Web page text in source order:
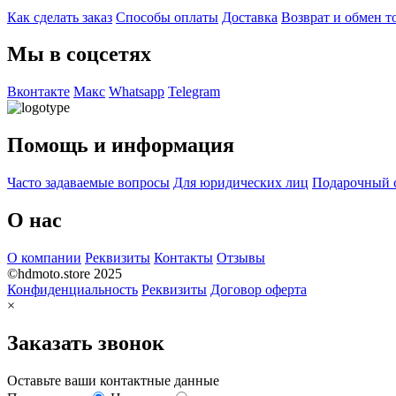
Как сделать заказ Способы оплаты Доставка Возврат и обмен
Мы в соцсетях
Вконтакте Макс Whatsapp Telegram
Помощь и информация
Часто задаваемые вопросы Для юридических лиц Подарочный
О нас
О компании Реквизиты Контакты Отзывы
©hdmoto.store 2025
Конфиденциальность Реквизиты Договор оферта
×
Заказать звонок
Оставьте ваши контактные данные